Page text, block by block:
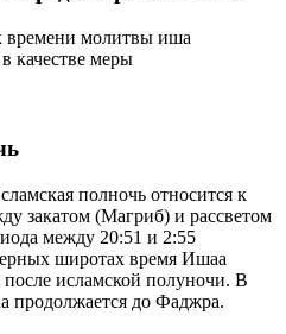
времени молитвы иша
качестве меры
полночь относится к
закатом (Магриб) и рассветом
между 20:51 и 2:55
широтах время Ишаа
исламской полуночи. В
продолжается до Фаджра.